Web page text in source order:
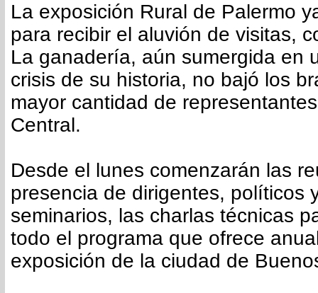
La exposición Rural de Palermo
para recibir el aluvión de visitas,
La ganadería, aún sumergida en
crisis de su historia, no bajó los
mayor cantidad de
Central.
Desde el lunes comenzarán las
presencia de dirigentes, políticos
seminarios, las charlas técnicas
todo el programa que ofrece
exposición de la ciudad de